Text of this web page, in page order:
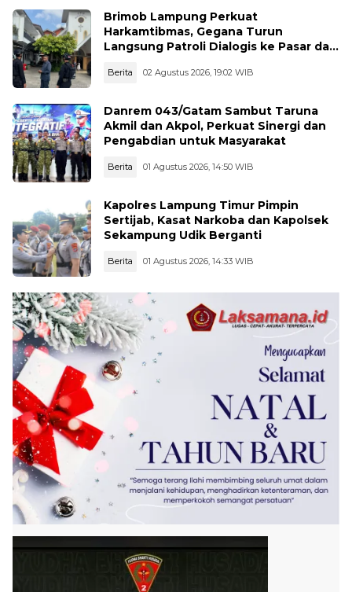
Brimob Lampung Perkuat
Harkamtibmas, Gegana Turun
Langsung Patroli Dialogis ke Pasar dan
Berita 02 Agustus 2026, 19:02 WIB
Danrem 043/Gatam Sambut Taruna
Akmil dan Akpol, Perkuat Sinergi dan
Pengabdian untuk Masyarakat
Berita 01 Agustus 2026, 14:50 WIB
Kapolres Lampung Timur Pimpin
Sertijab, Kasat Narkoba dan Kapolsek
Sekampung Udik Berganti
Berita 01 Agustus 2026, 14:33 WIB